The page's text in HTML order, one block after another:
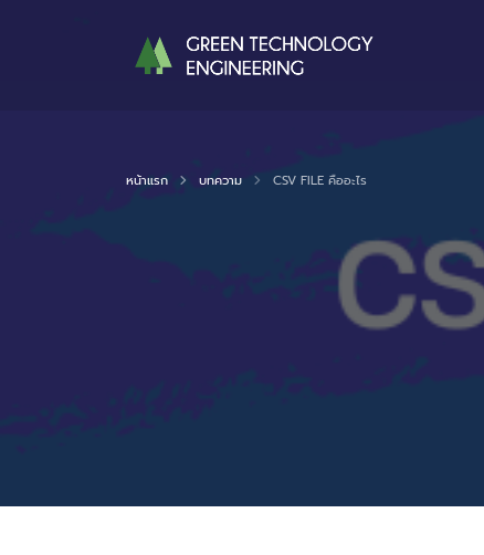
หน้าแรก บทความ CSV FILE คืออะไร